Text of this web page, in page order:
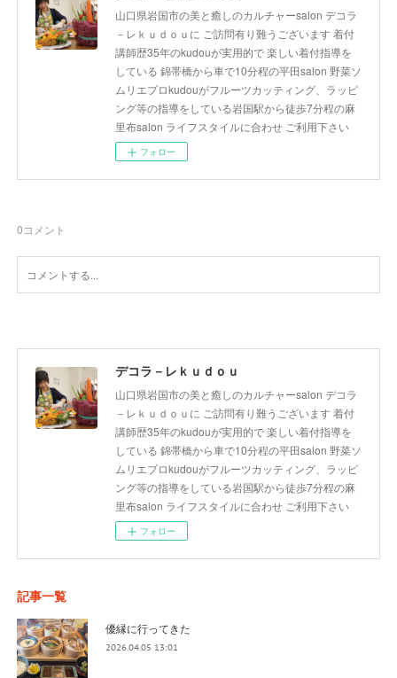
山口県岩国市の美と癒しのカルチャーsalon デコラ
－レｋｕｄｏｕに ご訪問有り難うございます 着付
講師歴35年のkudouが実用的で 楽しい着付指導を
している 錦帯橋から車で10分程の平田salon 野菜ソ
ムリエプロkudouがフルーツカッティング、ラッピ
ング等の指導をしている岩国駅から徒歩7分程の麻
里布salon ライフスタイルに合わせ ご利用下さい
フォロー
0コメント
デコラ－レｋｕｄｏｕ
山口県岩国市の美と癒しのカルチャーsalon デコラ
－レｋｕｄｏｕに ご訪問有り難うございます 着付
講師歴35年のkudouが実用的で 楽しい着付指導を
している 錦帯橋から車で10分程の平田salon 野菜ソ
ムリエプロkudouがフルーツカッティング、ラッピ
ング等の指導をしている岩国駅から徒歩7分程の麻
里布salon ライフスタイルに合わせ ご利用下さい
フォロー
記事一覧
優縁に行ってきた
2026.04.05 13:01